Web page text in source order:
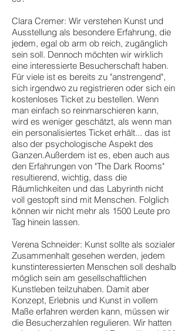
Clara Cremer: Wir verstehen Kunst und
Ausstellung als besondere Erfahrung, die
jedem, egal ob arm ob reich, zugänglich
sein soll. Dennoch möchten wir wirklich
eine interessierte Besucherschaft haben.
Für viele ist es bereits zu "anstrengend",
sich irgendwo zu registrieren oder sich ein
kostenloses Ticket zu bestellen. Wenn
man einfach so reinmarschieren kann,
wird es weniger geschätzt, als wenn man
ein personalisiertes Ticket erhält... das ist
also der psychologische Aspekt des
Ganzen.Außerdem ist es, eben auch aus
den Erfahrungen von "The Dark Rooms"
resultierend, wichtig, dass die
Räumlichkeiten und das Labyrinth nicht
voll gestopft sind mit Menschen. Folglich
können wir nicht mehr als 1500 Leute pro
Tag hinein lassen.
Verena Schneider: Kunst sollte als sozialer
Zusammenhalt gesehen werden, jedem
kunstinteressierten Menschen soll deshalb
möglich sein am gesellschaftlichen
Kunstleben teilzuhaben. Damit aber
Konzept, Erlebnis und Kunst in vollem
Maße erfahren werden kann, müssen wir
die Besucherzahlen regulieren. Wir hatten